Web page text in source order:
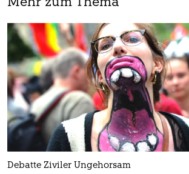
Mehr zum Thema
Debatte Ziviler Ungehorsam